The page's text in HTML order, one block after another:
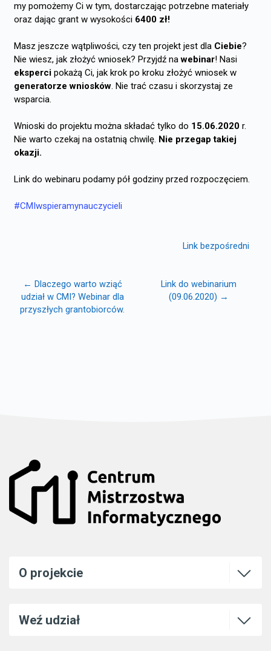
my pomożemy Ci w tym, dostarczając potrzebne materiały
oraz dając grant w wysokości 6400 zł!
Masz jeszcze wątpliwości, czy ten projekt jest dla Ciebie?
Nie wiesz, jak złożyć wniosek? Przyjdź nawebinar! Nasi
eksperci pokażą Ci, jak krok po kroku złożyć wniosek w
generatorze wniosków. Nie trać czasu i skorzystaj ze
wsparcia.
Wnioski do projektu można składać tylko do 15.06.2020 r.
Nie warto czekaj na ostatnią chwilę. Nie przegap takiej
okazji.
Link do webinaru podamy pół godziny przed rozpoczęciem.
#CMIwspieramynauczycieli
Link bezpośredni
← Dlaczego warto wziąć
udział w CMI? Webinar dla
przyszłych grantobiorców.
Link do webinarium
(09.06.2020) →
O projekcie Otwórz
Weź udział Otwórz